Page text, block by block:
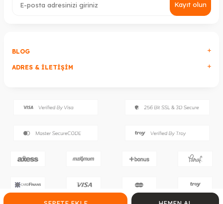
Kayıt olun
BLOG
ADRES & İLETIŞIM